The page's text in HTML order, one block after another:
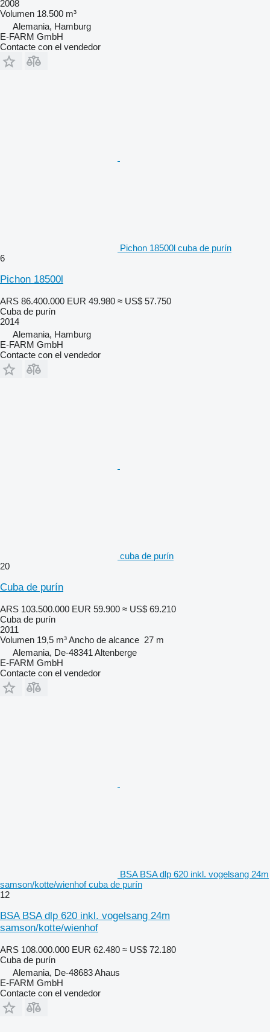
2008
Volumen 18.500 m³
Alemania, Hamburg
E-FARM GmbH
Contacte con el vendedor
Pichon 18500l cuba de purín
6
Pichon 18500l
ARS 86.400.000 EUR 49.980 ≈ US$ 57.750
Cuba de purín
2014
Alemania, Hamburg
E-FARM GmbH
Contacte con el vendedor
cuba de purín
20
Cuba de purín
ARS 103.500.000 EUR 59.900 ≈ US$ 69.210
Cuba de purín
2011
Volumen 19,5 m³Ancho de alcance 27 m
Alemania, De-48341 Altenberge
E-FARM GmbH
Contacte con el vendedor
BSA BSA dlp 620 inkl. vogelsang 24m
samson/kotte/wienhof cuba de purín
12
BSA BSA dlp 620 inkl. vogelsang 24m
samson/kotte/wienhof
ARS 108.000.000 EUR 62.480 ≈ US$ 72.180
Cuba de purín
Alemania, De-48683 Ahaus
E-FARM GmbH
Contacte con el vendedor